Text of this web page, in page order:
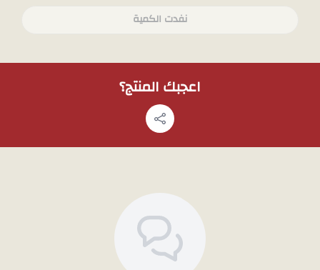
نفدت الكمية
اعجبك المنتج؟